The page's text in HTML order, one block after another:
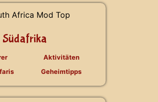
Südafrika
Aktivitäten
Geheimtipps